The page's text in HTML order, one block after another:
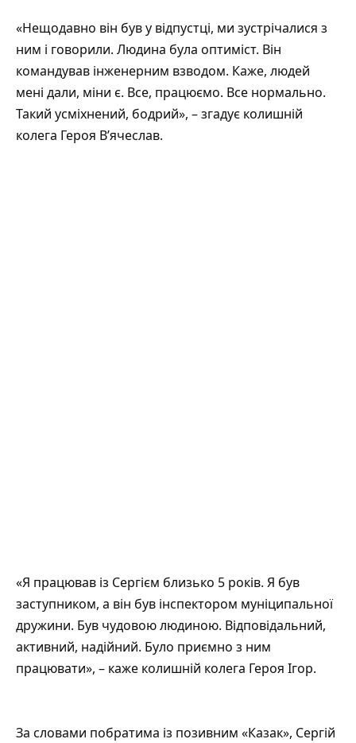
«Нещодавно він був у відпустці, ми зустрічалися з
ним і говорили. Людина була оптиміст. Він
командував інженерним взводом. Каже, людей
мені дали, міни є. Все, працюємо. Все нормально.
Такий усміхнений, бодрий», – згадує колишній
колега Героя В’ячеслав.
«Я працював із Сергієм близько 5 років. Я був
заступником, а він був інспектором муніципальної
дружини. Був чудовою людиною. Відповідальний,
активний, надійний. Було приємно з ним
працювати», – каже колишній колега Героя Ігор.
За словами побратима із позивним «Казак», Сергій